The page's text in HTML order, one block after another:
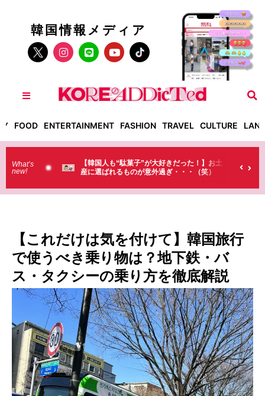
韓国情報メディア
FOOD ENTERTAINMENT FASHION TRAVEL CULTURE
What’s
new!
た！】お土
・（笑）
【そんなものまで買っていくの？】日本のド
ラストで韓国人が買うものがちょっと…
【これだけは気を付けて】韓国旅行
で使うべき乗り物は？地下鉄・バ
ス・タクシーの乗り方を徹底解説